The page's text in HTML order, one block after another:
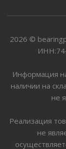
2026 ©
Информация
наличии на
не
Реализация
не